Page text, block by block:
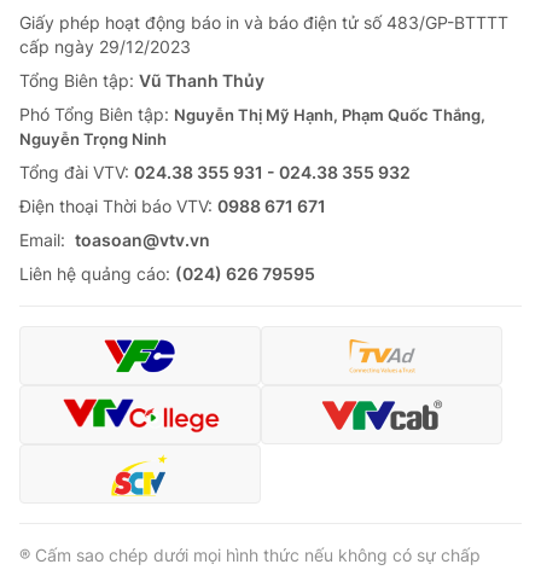
Giấy phép hoạt động báo in và báo điện tử số 483/GP-BTTTT
cấp ngày 29/12/2023
Tổng Biên tập: Vũ Thanh Thủy
Phó Tổng Biên tập: Nguyễn Thị Mỹ Hạnh, Phạm Quốc Thắng,
Nguyễn Trọng Ninh
Tổng đài VTV: 024.38 355 931 - 024.38 355 932
Ðiện thoại Thời báo VTV: 0988 671 671
Email: toasoan@vtv.vn
Liên hệ quảng cáo: (024) 626 79595
® Cấm sao chép dưới mọi hình thức nếu không có sự chấp